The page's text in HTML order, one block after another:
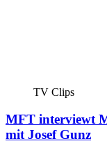
TV Clips
MFT interviewt
mit Josef Gunz